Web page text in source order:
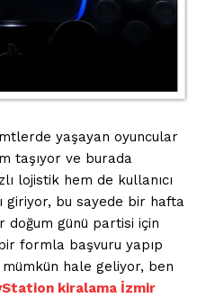
yaşayan oyuncular
taşıyor ve burada
lojistik hem de kullanıcı
giriyor, bu sayede bir hafta
doğum günü partisi için
formla başvuru yapıp
hale geliyor, ben
kiralama İzmir